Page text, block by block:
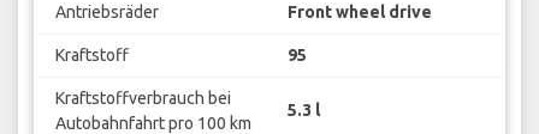
Antriebsräder Front wheel drive
Kraftstoff 95
Kraftstoffverbrauch bei
Autobahnfahrt pro 100 km
5.3 l